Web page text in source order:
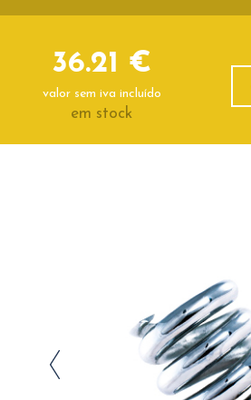
36.21 €
valor sem iva incluído
em stock